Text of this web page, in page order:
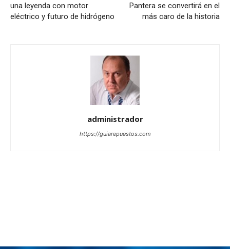
una leyenda con motor
eléctrico y futuro de hidrógeno
Pantera se convertirá en el
más caro de la historia
administrador
https://guiarepuestos.com